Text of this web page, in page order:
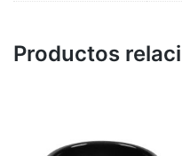
Productos